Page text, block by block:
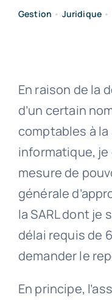
Gestion • Juridique •
En raison de la
d’un certain
comptables à la
informatique, je
mesure de
générale
la SARL dont je
délai requis de
demander le
En principe,